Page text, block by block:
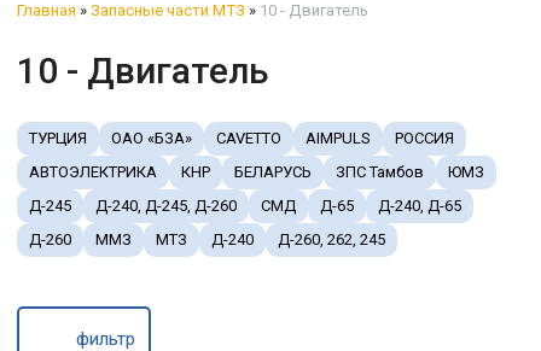
Главная » Запасные части МТЗ » 10 - Двигатель
10 - Двигатель
ТУРЦИЯ ОАО «БЗА» CAVETTO AIMPULS
РОССИЯ
АВТОЭЛЕКТРИКА
КНР БЕЛАРУСЬ ЗПС Тамбов
ЮМЗ
Д-245
Д-240, Д-245, Д-260 СМД Д-65
Д-240, Д-65
Д-260
ММЗ МТЗ Д-240 Д-260, 262, 245
фильтр